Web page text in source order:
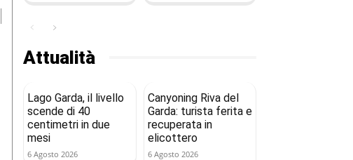
Attualità
Lago Garda, il livello
scende di 40
centimetri in due
mesi
6 Agosto 2026
Canyoning Riva del
Garda: turista ferita e
recuperata in
elicottero
6 Agosto 2026